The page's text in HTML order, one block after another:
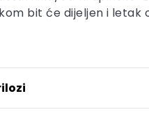
bit će dijeljen i letak